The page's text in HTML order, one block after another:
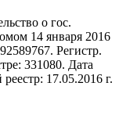
о гос.
14 января 2016
Регистр.
331080. Дата
17.05.2016 г.